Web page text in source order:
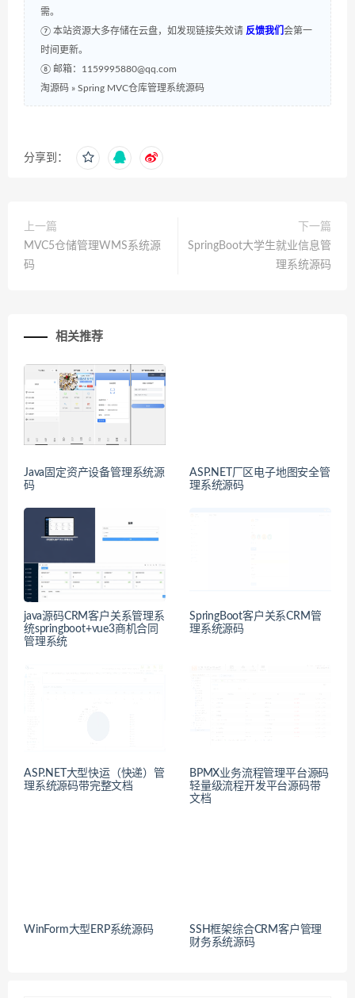
需。
⑦ 本站资源大多存储在云盘，如发现链接失效请 反馈我们 会第一
时间更新。
⑧ 邮箱：1159995880@qq.com
淘源码 » Spring MVC仓库管理系统源码
分享到：
上一篇
MVC5仓储管理WMS系统源
码
下一篇
SpringBoot大学生就业信息管
理系统源码
相关推荐
Java固定资产设备管理系统源
码
ASP.NET厂区电子地图安全管
理系统源码
java源码CRM客户关系管理系
统springboot+vue3商机合同
管理系统
SpringBoot客户关系CRM管
理系统源码
ASP.NET大型快运（快递）管
理系统源码带完整文档
BPMX业务流程管理平台源码
轻量级流程开发平台源码带
文档
WinForm大型ERP系统源码
SSH框架综合CRM客户管理
财务系统源码